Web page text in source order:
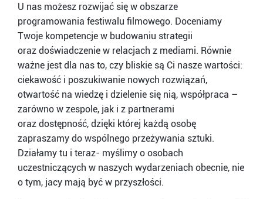
U nas możesz rozwijać się w obszarze
programowania festiwalu filmowego. Doceniamy
Twoje kompetencje w budowaniu strategii
oraz doświadczenie w relacjach z mediami. Równie
ważne jest dla nas to, czy bliskie są Ci nasze wartości:
ciekawość i poszukiwanie nowych rozwiązań,
otwartość na wiedzę i dzielenie się nią, współpraca –
zarówno w zespole, jak i z partnerami
oraz dostępność, dzięki której każdą osobę
zapraszamy do wspólnego przeżywania sztuki.
Działamy tu i teraz- myślimy o osobach
uczestniczących w naszych wydarzeniach obecnie, nie
o tym, jacy mają być w przyszłości.